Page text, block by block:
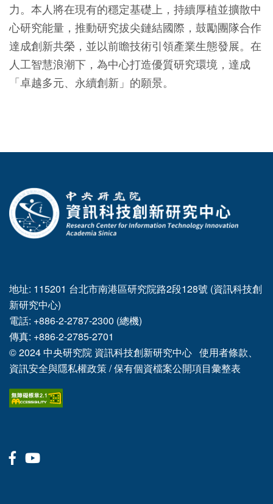
力。本人將在現有的穩定基礎上，持續厚植並擴散中
心研究能量，推動研究拔尖鏈結國際，鼓勵團隊合作
達成創新共榮，並以前瞻技術引領產業生態發展。在
人工智慧浪潮下，為中心打造優質研究環境，達成
「卓越多元、永續創新」的願景。
地址: 115201 台北市南港區研究院路2段128號 (資訊科技創
新研究中心)
電話: +886-2-2787-2300 (總機)
傳真: +886-2-2785-2701
© 2024中央研究院 資訊科技創新研究中心 使用者條款、
資訊安全與隱私權政策/保有個資檔案公開項目彙整表
Facebook
Youtube